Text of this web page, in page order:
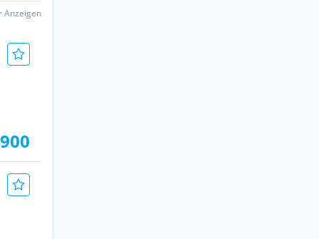
Anzeigen